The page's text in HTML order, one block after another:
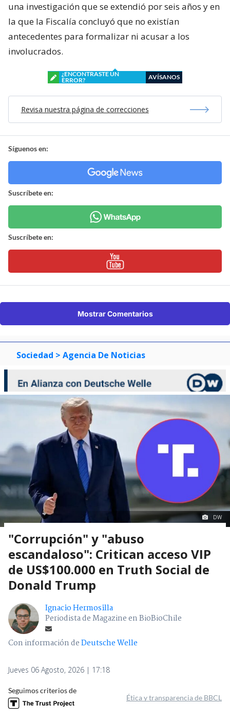
una investigación que se extendió por seis años y en
la que la Fiscalía concluyó que no existían
antecedentes para formalizar ni acusar a los
involucrados.
¿ENCONTRASTE UN
ERROR?
AVÍSANOS
Revisa nuestra página de correcciones
Síguenos en:
Suscríbete en:
Suscríbete en:
Mostrar Comentarios
Sociedad > Agencia De Noticias
DW
"Corrupción" y "abuso
escandaloso": Critican acceso VIP
de US$100.000 en Truth Social de
Donald Trump
Ignacio Hermosilla
Periodista de Magazine en BioBioChile
Con información deDeutsche Welle
Jueves 06 Agosto, 2026 | 17:18
Seguimos criterios de
Ética y transparencia de BBCL